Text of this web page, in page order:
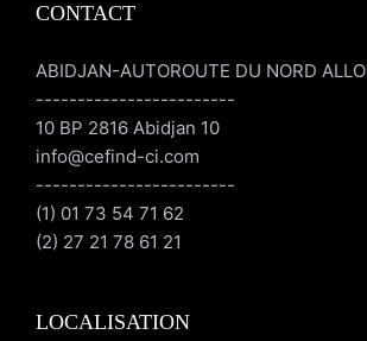
CONTACT
ABIDJAN-AUTOROUTE DU NORD
------------------------
10 BP 2816 Abidjan 10
info@cefind-ci.com
------------------------
(1) 01 73 54 71 62
(2) 27 21 78 61 21
LOCALISATION